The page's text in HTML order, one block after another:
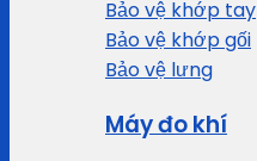
Bảo vệ khớp tay
Bảo vệ khớp gối
Bảo vệ lưng
Máy đo khí